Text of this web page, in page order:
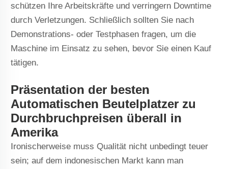
schützen Ihre Arbeitskräfte und verringern Downtime
durch Verletzungen. Schließlich sollten Sie nach
Demonstrations- oder Testphasen fragen, um die
Maschine im Einsatz zu sehen, bevor Sie einen Kauf
tätigen.
Präsentation der besten
Automatischen Beutelplatzer zu
Durchbruchpreisen überall in
Amerika
Ironischerweise muss Qualität nicht unbedingt teuer
sein; auf dem indonesischen Markt kann man